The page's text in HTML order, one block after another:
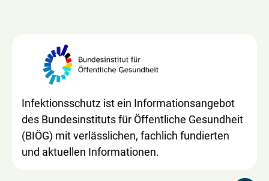
Infektionsschutz ist ein Informationsangebot
des Bundesinstituts für Öffentliche Gesundheit
(BIÖG) mit verlässlichen, fachlich fundierten
und aktuellen Informationen.